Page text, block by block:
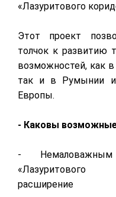
«Лазуритового
Этот проект
толчок к развитию
возможностей, как в
так и в Румынии и
Европы.
- Каковы
- Немаловажным
«Лазуритового
расширение